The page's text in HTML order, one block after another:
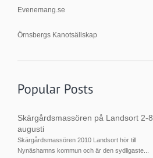
Evenemang.se
Örnsbergs Kanotsällskap
Skärgårdsmassören på Landsort 2-8
augusti
Skärgårdsmassören 2010 Landsort hör till
Nynäshamns kommun och är den sydligaste...